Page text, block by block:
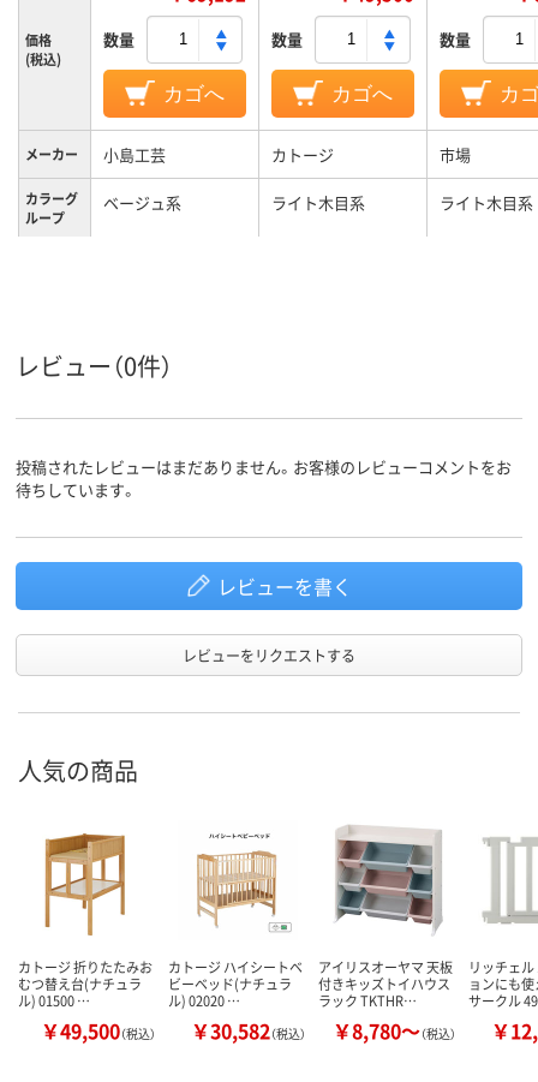
価格
(税込)
数量
カゴへ
数量
カゴへ
数量
カ
メーカー 小島工芸 カトージ 市場
カラーグ
ループ
ベージュ系 ライト木目系 ライト木目系
レビュー（0件）
投稿されたレビューはまだありません。お客様のレビューコメントをお
待ちしています。
レビューを書く
レビューをリクエストする
人気の商品
カトージ 折りたたみお
むつ替え台(ナチュラ
ル) 01500 …
￥49,500（税込）
カトージ ハイシートベ
ビーベッド(ナチュラ
ル) 02020 …
￥30,582（税込）
アイリスオーヤマ 天板
付きキッズトイハウス
ラック TKTHR…
￥8,780～（税込）
リッチェ
ョンにも
サークル
￥